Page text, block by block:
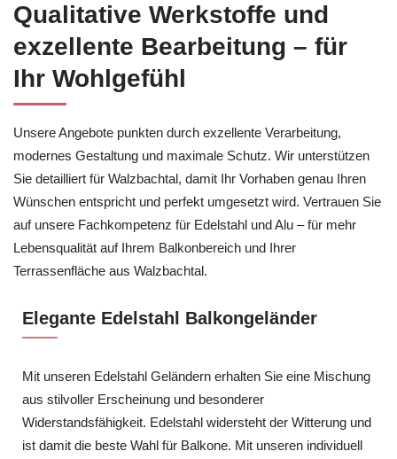
Qualitative Werkstoffe und
exzellente Bearbeitung – für
Ihr Wohlgefühl
Unsere Angebote punkten durch exzellente Verarbeitung,
modernes Gestaltung und maximale Schutz. Wir unterstützen
Sie detailliert für Walzbachtal, damit Ihr Vorhaben genau Ihren
Wünschen entspricht und perfekt umgesetzt wird. Vertrauen Sie
auf unsere Fachkompetenz für Edelstahl und Alu – für mehr
Lebensqualität auf Ihrem Balkonbereich und Ihrer
Terrassenfläche aus Walzbachtal.
Elegante Edelstahl Balkongeländer
Mit unseren Edelstahl Geländern erhalten Sie eine Mischung
aus stilvoller Erscheinung und besonderer
Widerstandsfähigkeit. Edelstahl widersteht der Witterung und
ist damit die beste Wahl für Balkone. Mit unseren individuell